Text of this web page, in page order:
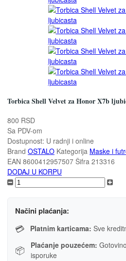
Torbica Shell Velvet za Honor X7b
800 RSD
Sa PDV-om
Dostupnost: U radnji i online
Brand OSTALO Kategorija Maske i
EAN 8600412957507 Šifra 213316
DODAJ U KORPU
Načini plaćanja:
💳 Platnim karticama: Sve
📦 Plaćanje pouzećem:
isporuke